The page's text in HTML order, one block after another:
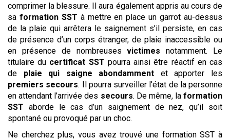
comprimer la blessure. Il aura également appris au cours de
sa formation SST à mettre en place un garrot au-dessus
de la plaie qui arrêtera le saignement s’il persiste, en cas
de présence d’un corps étranger, de plaie inaccessible ou
en présence de nombreusesvictimes notamment. Le
titulaire du certificat SST pourra ainsi être réactif en cas
de plaie qui saigne abondamment et apporter les
premiers secours. Il pourra surveiller l’état de la personne
en attendant l’arrivée des secours. De même, la formation
SST aborde le cas d’un saignement de nez, qu’il soit
spontané ou provoqué par un choc.
Ne cherchez plus, vous avez trouvé une formation SST à